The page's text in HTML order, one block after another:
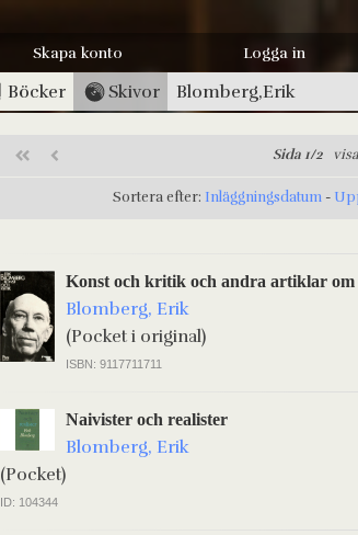
Skapa konto Logga in
Böcker Skivor
Sida 1/2visar
Sortera efter: Inläggningsdatum -
Konst och kritik och andra artiklar
Blomberg, Erik
(Pocket i original)
ISBN: 9117711711
Naivister och realister
Blomberg, Erik
(Pocket)
ID: 104344